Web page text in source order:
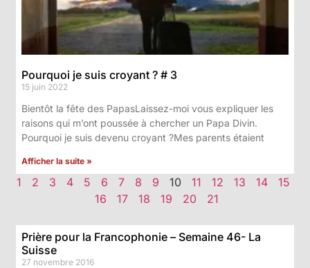
Pourquoi je suis croyant ? # 3
15 juin 2022
Bientôt la fête des PapasLaissez-moi vous expliquer les
raisons qui m’ont poussée à chercher un Papa Divin.
Pourquoi je suis devenu croyant ?Mes parents étaient
Afficher la suite »
1 2 3 4 5 6 7 8 9 10 11 12 13 14
15
16
17 18 19 20 21
Prière pour la Francophonie – Semaine 46- La
Suisse
27 novembre 2016